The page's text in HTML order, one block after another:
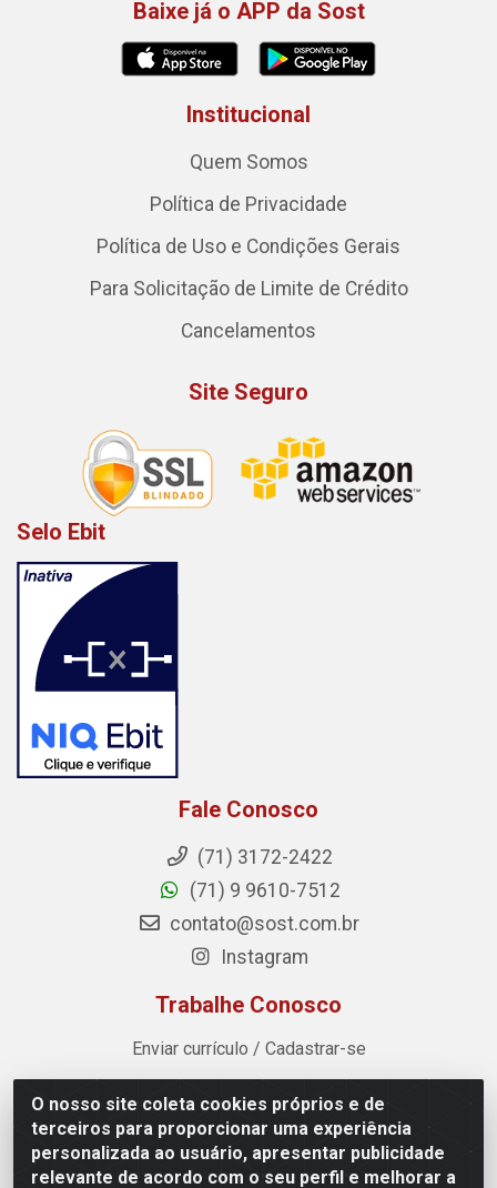
O nosso site coleta cookies próprios e de
terceiros para proporcionar uma experiência
personalizada ao usuário, apresentar publicidade
relevante de acordo com o seu perfil e melhorar a
Baixe já o APP da Sost
Institucional
Quem Somos
Política de Privacidade
Política de Uso e Condições Gerais
Para Solicitação de Limite de Crédito
Cancelamentos
Site Seguro
Selo Ebit
Fale Conosco
(71) 3172-2422
(71) 9 9610-7512
contato@sost.com.br
Instagram
Trabalhe Conosco
Enviar currículo / Cadastrar-se
Sost Distribuidora - Rua Cândido Rissut, 254 - Recreio
Ipitanga, Lauro de Freitas/BA - CEP 42.700-590 - CNPJ
07.041.307/0001-80